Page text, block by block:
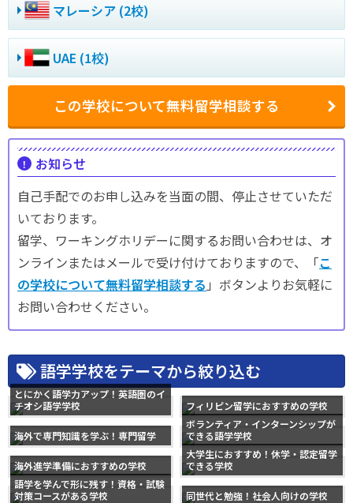
マレーシア (2校)
UAE (1校)
この学校について無料留学相談する
お知らせ
自己手配でのお申し込みを当面の間、停止させていただ
いております。
留学、ワーキングホリデーに関するお問い合わせは、オ
ンラインまたはメールで受け付けておりますので、「こ
の学校について無料留学相談する 」ボタンよりお気軽に
お問い合わせください。
語学学校をテーマから絞り込む
とにかく語学力アップ！英語圏のイ
チオシ語学学校
フィリピン留学におすすめの学校
海外で専門知識を学ぶ！専門留学
ボランティア・インターンシップが
できる語学学校
海外進学準備におすすめの学校
大学生におすすめ！休学・認定留学
できる学校
語学を学んで形に残す！資格・試験
対策コースがある学校
同世代と勉強！社会人向けの学校